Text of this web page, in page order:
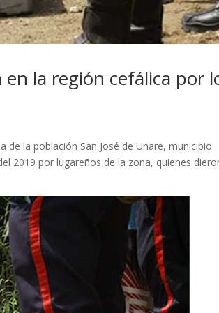
la región cefálica por
de la población San José de Unare, municipio
2019 por lugareños de la zona, quienes